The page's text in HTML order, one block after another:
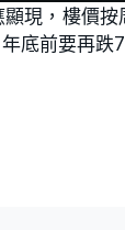
顯現，樓價
底前要再跌